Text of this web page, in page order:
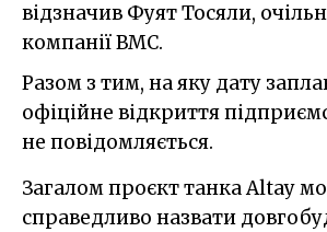
відзначив Фуят Тосяли,
компанії BMC.
Разом з тим, на яку дату
офіційне відкриття
не повідомляється.
Загалом проєкт танка Altay
справедливо назвати